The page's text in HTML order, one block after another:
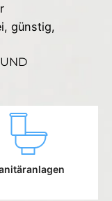
günstig,